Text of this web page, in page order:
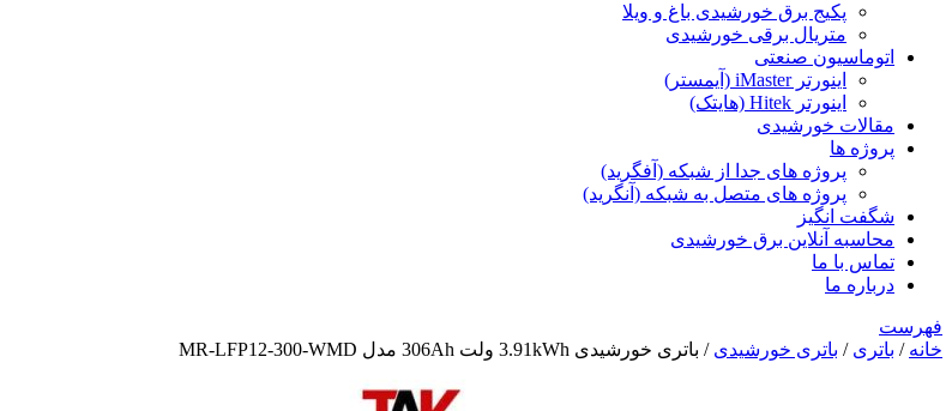
پکیج برق خورشیدی باغ و ویلا
متریال برقی خورشیدی
اتوماسیون صنعتی
اینورتر iMaster (آیمستر)
اینورتر Hitek (هایتک)
مقالات خورشیدی
پروژه ها
پروژه های جدا از شبکه (آفگرید)
پروژه های متصل به شبکه (آنگرید)
شگفت انگیز
محاسبه آنلاین برق خورشیدی
تماس با ما
درباره ما
فهرست
خانه / باتری / باتری خورشیدی / باتری خورشیدی 3.91kWh ولت 306Ah مدل MR-LFP12-300-WMD